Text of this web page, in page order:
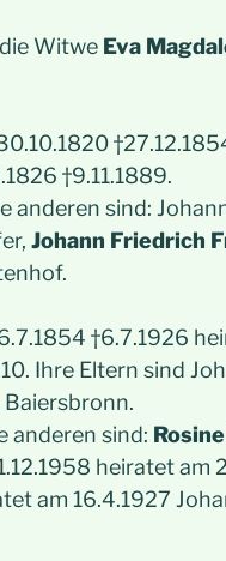
Witwe Eva
†9.11.1889.
anderen sind:
Johann Friedrich
†6.7.1926
Ihre Eltern sind
Baiersbronn.
anderen sind:
heiratet am
am 16.4.1927